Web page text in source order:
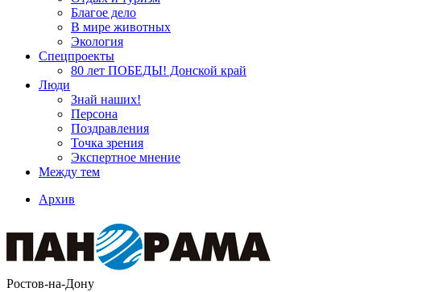
Благое дело
В мире животных
Экология
Спецпроекты
80 лет ПОБЕДЫ! Донской край
Люди
Знай наших!
Персона
Поздравления
Точка зрения
Экспертное мнение
Между тем
Архив
Ростов-на-Дону